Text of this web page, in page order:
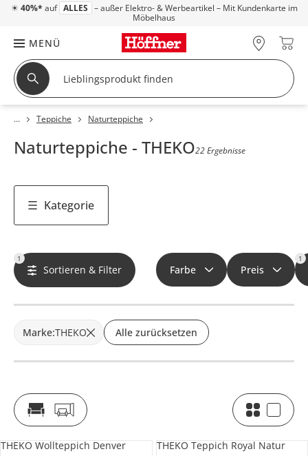
☀ 40%* auf ALLES – außer Elektro- & Werbeartikel – Mit Kundenkarte im
Möbelhaus
MENÜ
Teppiche Naturteppiche
Naturteppiche - THEKO22 Ergebnisse
Kategorie
1
Sortieren & Filter Farbe Preis
1
Marke:THEKO Alle zurücksetzen
THEKO Wollteppich Denver THEKO Teppich Royal Natur